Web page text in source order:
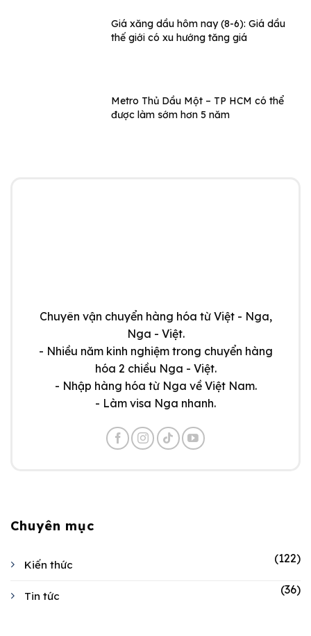
Giá xăng dầu hôm nay (8-6): Giá dầu
thế giới có xu hướng tăng giá
Metro Thủ Dầu Một – TP HCM có thể
được làm sớm hơn 5 năm
Chuyên vận chuyển hàng hóa từ Việt - Nga,
Nga - Việt.
- Nhiều năm kinh nghiệm trong chuyển hàng
hóa 2 chiều Nga - Việt.
- Nhập hàng hóa từ Nga về Việt Nam.
- Làm visa Nga nhanh.
Chuyên mục
Kiến thức (122)
Tin tức (36)